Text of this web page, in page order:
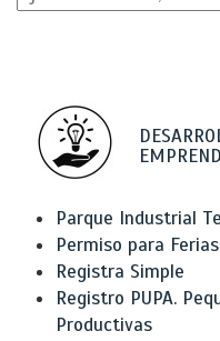
Parque Industrial
Permiso para
Registra Simple
Registro PUPA.
Productivas